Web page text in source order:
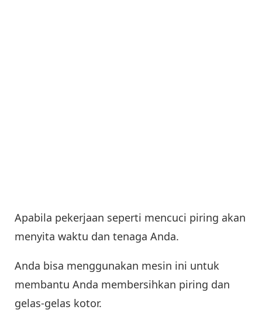
Apabila pekerjaan seperti mencuci piring akan
menyita waktu dan tenaga Anda.
Anda bisa menggunakan mesin ini untuk
membantu Anda membersihkan piring dan
gelas-gelas kotor.